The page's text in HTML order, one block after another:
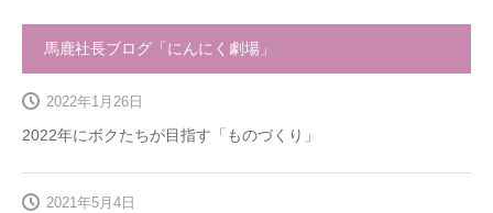
馬鹿社長ブログ「にんにく劇場」
2022年にボクたちが目指す「ものづくり」
2022年1月26日
2021年5月4日